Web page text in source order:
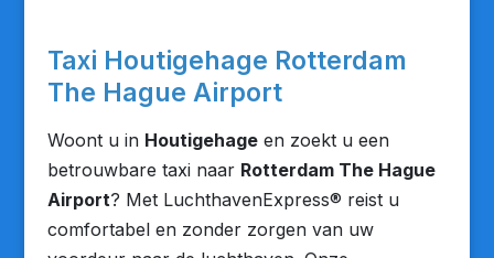
Taxi Houtigehage Rotterdam
The Hague Airport
Woont u in Houtigehageen zoekt u een
betrouwbare taxi naar Rotterdam The Hague
Airport? Met LuchthavenExpress® reist u
comfortabel en zonder zorgen van uw